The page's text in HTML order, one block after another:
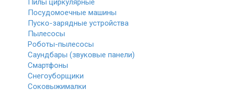
Пилы циркулярные
Посудомоечные машины
Пуско-зарядные устройства
Пылесосы
Роботы-пылесосы
Саундбары (звуковые панели)
Смартфоны
Снегоуборщики
Соковыжималки